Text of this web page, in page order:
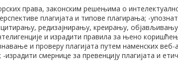
права, законским решењима о
плагијата и типове плагирања; -
редизајнирању, креирању,
и израдити правила за њено
и проверу плагијата путем наменских веб-
смернице за превенцију плагијата и